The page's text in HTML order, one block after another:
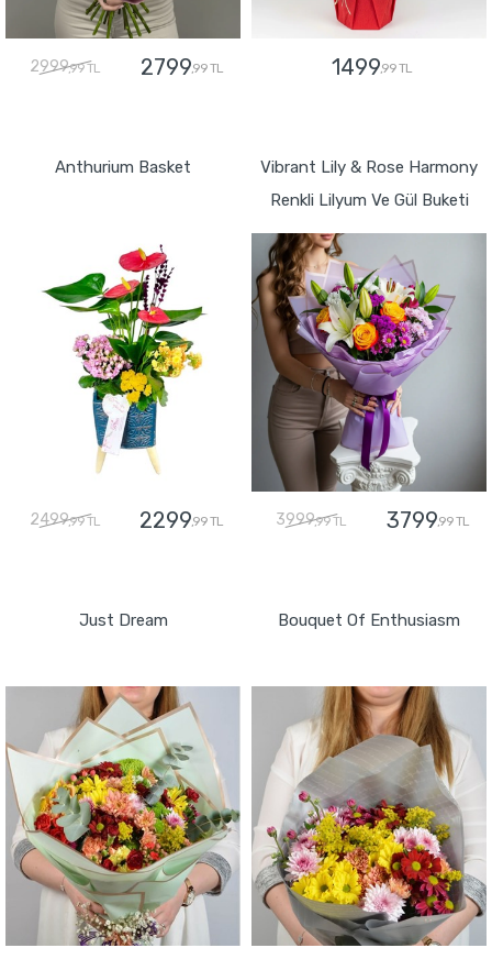
2999,99 TL 2799,99 TL 1499,99 TL
Anthurium Basket
2499,99 TL 2299,99 TL
Vibrant Lily & Rose Harmony
Renkli Lilyum Ve Gül Buketi
3999,99 TL 3799,99 TL
Just Dream Bouquet Of Enthusiasm